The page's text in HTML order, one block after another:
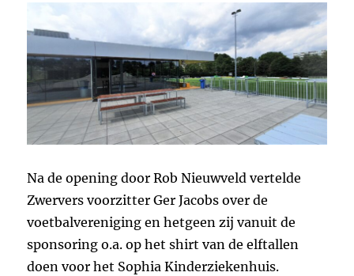
Na de opening door Rob Nieuwveld vertelde
Zwervers voorzitter Ger Jacobs over de
voetbalvereniging en hetgeen zij vanuit de
sponsoring o.a. op het shirt van de elftallen
doen voor het Sophia Kinderziekenhuis.